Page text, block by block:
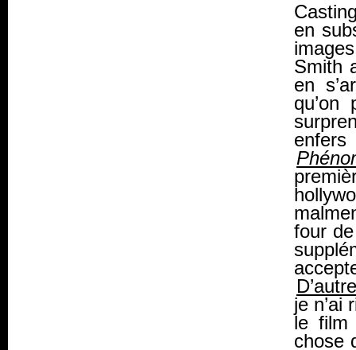
en
Smith
en
four
je n’ai
le film
chose